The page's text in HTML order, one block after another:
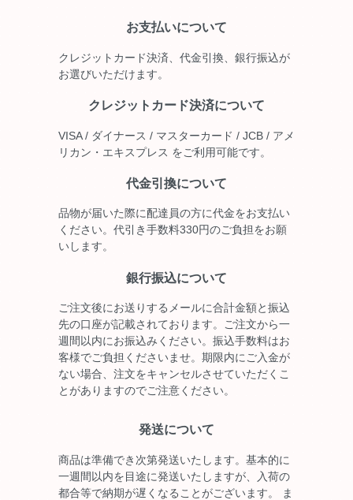
お支払いについて
クレジットカード決済、代金引換、銀行振込が
お選びいただけます。
クレジットカード決済について
VISA / ダイナース / マスターカード / JCB / アメ
リカン・エキスプレス をご利用可能です。
代金引換について
品物が届いた際に配達員の方に代金をお支払い
ください。代引き手数料330円のご負担をお願
いします。
銀行振込について
ご注文後にお送りするメールに合計金額と振込
先の口座が記載されております。ご注文から一
週間以内にお振込みください。振込手数料はお
客様でご負担くださいませ。期限内にご入金が
ない場合、注文をキャンセルさせていただくこ
とがありますのでご注意ください。
発送について
商品は準備でき次第発送いたします。基本的に
一週間以内を目途に発送いたしますが、入荷の
都合等で納期が遅くなることがございます。 ま